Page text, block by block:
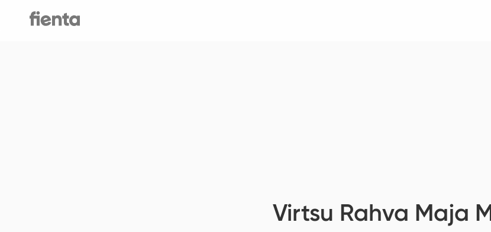
Virtsu Rahva Maja